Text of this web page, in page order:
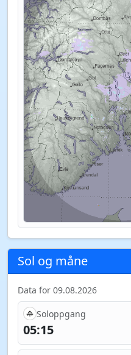
Sol og måne
Data for 09.08.2026
Soloppgang
05:15